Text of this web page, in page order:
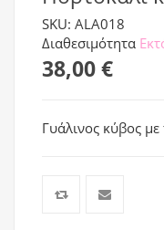
SKU: ALA018
Διαθεσιμότητα
38,00 €
Γυάλινος κύβος